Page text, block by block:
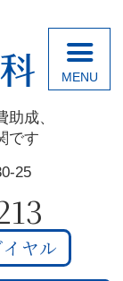
成、
です
25
ヤル